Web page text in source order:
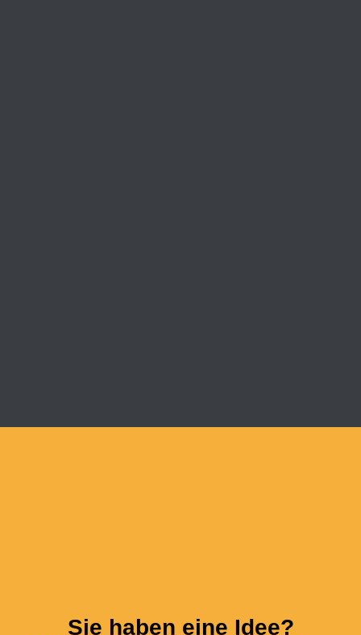
Sie haben eine Idee?